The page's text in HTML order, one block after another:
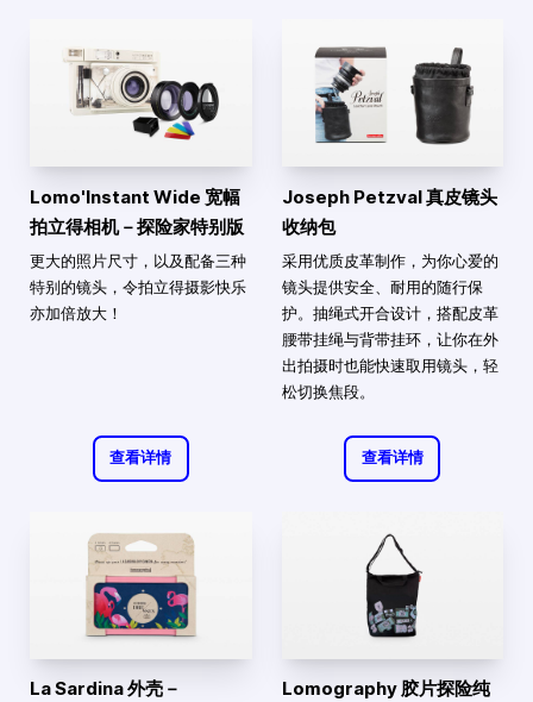
Lomo'Instant Wide 宽幅
拍立得相机－探险家特别版
更大的照片尺寸，以及配备三种
特别的镜头，令拍立得摄影快乐
亦加倍放大！
查看详情
Joseph Petzval 真皮镜头
收纳包
采用优质皮革制作，为你心爱的
镜头提供安全、耐用的随行保
护。抽绳式开合设计，搭配皮革
腰带挂绳与背带挂环，让你在外
出拍摄时也能快速取用镜头，轻
松切换焦段。
查看详情
La Sardina 外壳－
Lomography 胶片探险纯